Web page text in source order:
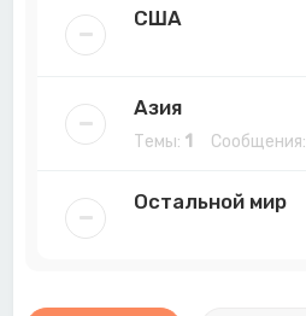
США
Азия
Темы: 1 Сообщения:
Остальной мир